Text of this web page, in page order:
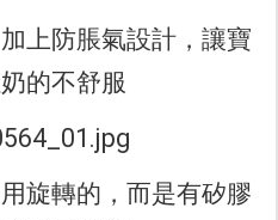
上防脹氣設計，讓寶
的不舒服
旋轉的，而是有矽膠